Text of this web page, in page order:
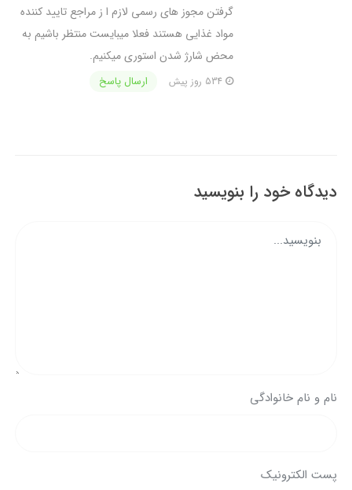
گرفتن مجوز های رسمی لازم ا ز مراجع تایید کننده
مواد غذایی هستند فعلا میبایست منتظر باشیم به
محض شارژ شدن استوری میکنیم.
ارسال پاسخ
دیدگاه خود را بنویسید
نام و نام خانوادگی
پست الکترونیک